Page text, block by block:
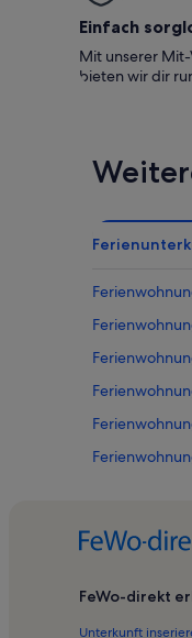
Einfach
Mit unserer
bieten wir dir
FeWo-direkt
Unterkunft